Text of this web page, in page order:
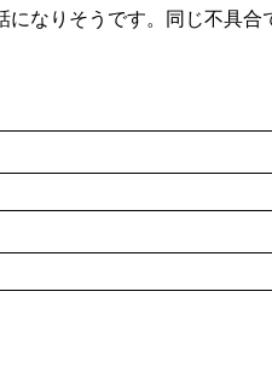
なりそうです。同じ不具